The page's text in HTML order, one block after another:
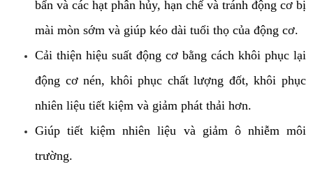
bẩn và các hạt phân hủy, hạn chế và tránh động cơ bị
mài mòn sớm và giúp kéo dài tuổi thọ của động cơ.
Cải thiện hiệu suất động cơ bằng cách khôi phục lại
động cơ nén, khôi phục chất lượng đốt, khôi phục
nhiên liệu tiết kiệm và giảm phát thải hơn.
Giúp tiết kiệm nhiên liệu và giảm ô nhiễm môi
trường.